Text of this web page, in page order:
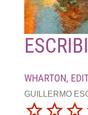
WHARTON,
GUILLERMO